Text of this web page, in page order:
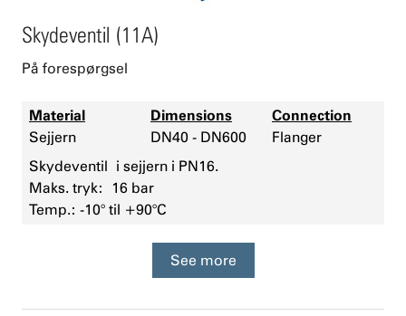
Skydeventil (11A)
På forespørgsel
Material
Sejjern
Dimensions
DN40 - DN600
Connection
Flanger
Skydeventil i sejjern i PN16.
Maks. tryk: 16 bar
Temp.: -10° til +90°C
See more